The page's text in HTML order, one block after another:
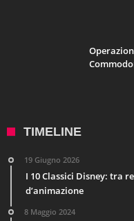
TIMELINE
19 Giugno 2026
I 10 Classici Disney: tra
d’animazione
8 Maggio 2024